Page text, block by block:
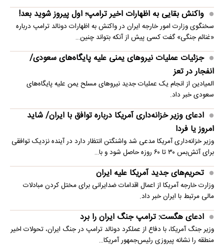
واکنش بقایی به اظهارات اخیر ترامپ؛ اول پیروز شوید بعد!
سخنگوی وزارت امور خارجه ایران در واکنش به اظهارات دونالد ترامپ درباره
«غنائم جنگی» گفت کسی پیش از آنکه بتواند چنین…
جزئیات عملیات نیروهای یمنی علیه پایگاه‌های سعودی/
انفجار در تعز
المیادین از انجام یک عملیات جدید نیروهای مسلح یمن علیه پایگاه‌های
سعودی خبر داد.
ادعای وزیر خزانه‌داری آمریکا درباره توافق با ایران/ شاید
امروز یا فردا
وزیر خزانه‌داری آمریکا مدعی شد واشنگتن انتظار دارد در آینده نزدیک توافقی
برای آتش‌بس ۳۰ تا ۶۰ روزه حاصل شود و با…
تحریم‌های جدید آمریکا علیه ایران
وزارت خارجه آمریکا از اعمال اقدامات ضدایرانی برای مختل کردن مبادلات
مالی مرتبط با ایران خبر داد.
ادعای هگست: ترامپ جنگ ایران را برد
وزیر جنگ آمریکا، با دفاع از عملکرد دونالد ترامپ در جنگ ایران، تحولات اخیر
منطقه را نشانه پیروزی رئیس‌جمهور آمریکا…